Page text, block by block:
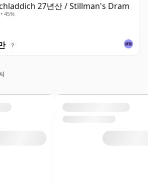
27년산 / Stillman's Dram
45%
?